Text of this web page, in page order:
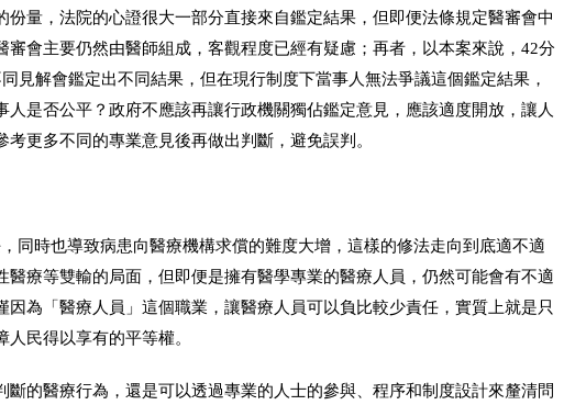
量，法院的心證很大一部分直接來自鑑定結果，但即便法條規定醫審會中
會主要仍然由醫師組成，客觀程度已經有疑慮；再者，以本案來說，42分
見解會鑑定出不同結果，但在現行制度下當事人無法爭議這個鑑定結果，
是否公平？政府不應該再讓行政機關獨佔鑑定意見，應該適度開放，讓人
更多不同的專業意見後再做出判斷，避免誤判。
同時也導致病患向醫療機構求償的難度大增，這樣的修法走向到底適不適
療等雙輸的局面，但即便是擁有醫學專業的醫療人員，仍然可能會有不適
為「醫療人員」這個職業，讓醫療人員可以負比較少責任，實質上就是只
民得以享有的平等權。
的醫療行為，還是可以透過專業的人士的參與、程序和制度設計來釐清問